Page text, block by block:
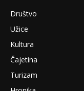
Društvo
Užice
Kultura
Čajetina
Turizam